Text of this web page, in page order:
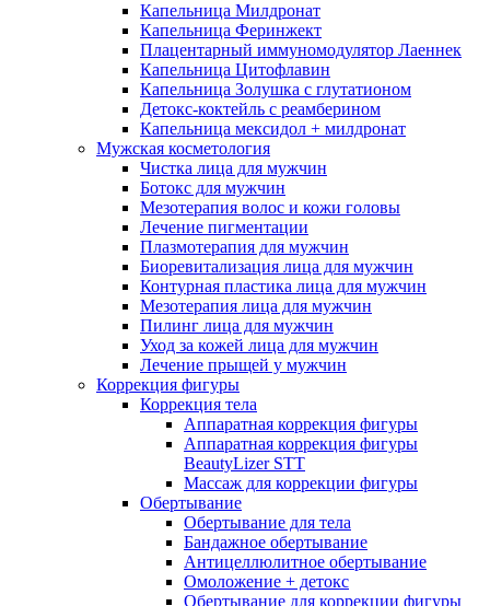
Капельница Милдронат
Капельница Феринжект
Плацентарный иммуномодулятор Лаеннек
Капельница Цитофлавин
Капельница Золушка с глутатионом
Детокс-коктейль с реамберином
Капельница мексидол + милдронат
Мужская косметология
Чистка лица для мужчин
Ботокс для мужчин
Мезотерапия волос и кожи головы
Лечение пигментации
Плазмотерапия для мужчин
Биоревитализация лица для мужчин
Контурная пластика лица для мужчин
Мезотерапия лица для мужчин
Пилинг лица для мужчин
Уход за кожей лица для мужчин
Лечение прыщей у мужчин
Коррекция фигуры
Коррекция тела
Аппаратная коррекция фигуры
Аппаратная коррекция фигуры
BeautyLizer STT
Массаж для коррекции фигуры
Обертывание
Обертывание для тела
Бандажное обертывание
Антицеллюлитное обертывание
Омоложение + детокс
Обертывание для коррекции фигуры